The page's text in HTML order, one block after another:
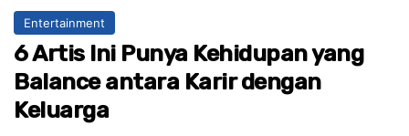
Entertainment
6 Artis Ini Punya Kehidupan yang
Balance antara Karir dengan
Keluarga